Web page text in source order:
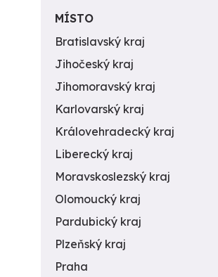
MÍSTO
Bratislavský kraj
Jihočeský kraj
Jihomoravský kraj
Karlovarský kraj
Královehradecký kraj
Liberecký kraj
Moravskoslezský kraj
Olomoucký kraj
Pardubický kraj
Plzeňský kraj
Praha